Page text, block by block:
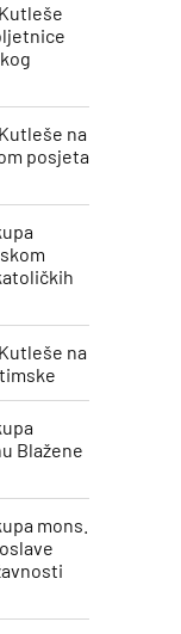
na
posjeta
na
Blažene
mons.